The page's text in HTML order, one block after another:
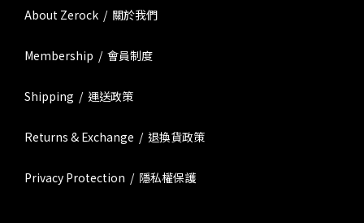
About Zerock / 關於我們
Membership / 會員制度
Shipping / 運送政策
Returns & Exchange / 退換貨政策
Privacy Protection / 隱私權保護